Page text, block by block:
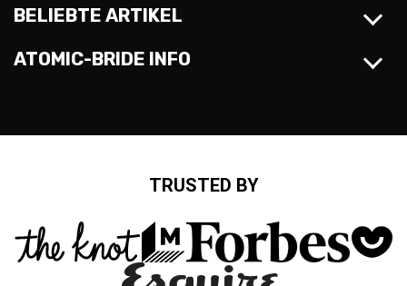
BELIEBTE ARTIKEL
ATOMIC-BRIDE INFO
TRUSTED BY